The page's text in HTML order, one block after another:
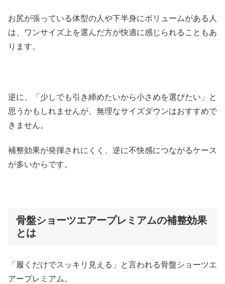
お尻が張っている体型の人や下半身にボリュームがある人
は、ワンサイズ上を選んだ方が快適に感じられることもあ
ります。
逆に、「少しでも引き締めたいから小さめを選びたい」と
思うかもしれませんが、無理なサイズダウンはおすすめで
きません。
補整効果が発揮されにくく、逆に不快感につながるケース
が多いからです。
骨盤ショーツエアープレミアムの補整効果
とは
「履くだけでスッキリ見える」と言われる骨盤ショーツエ
アープレミアム。